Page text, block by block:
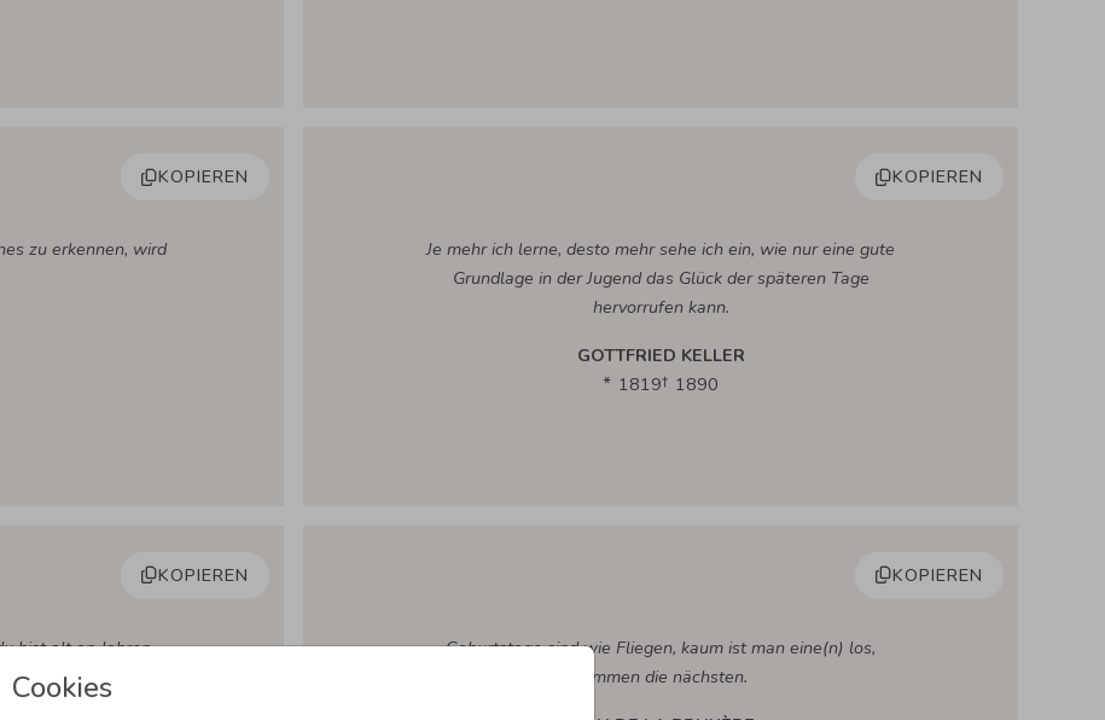
Cookies
KOPIEREN
zu erkennen, wird
KOPIEREN
Je mehr ich lerne, desto mehr sehe ich ein, wie nur eine gute
Grundlage in der Jugend das Glück der späteren Tage
hervorrufen kann.
GOTTFRIED KELLER
1819
1890
KOPIEREN
bist alt an Jahren,
KOPIEREN
Geburtstage sind wie Fliegen, kaum ist man eine(n) los,
kommen die nächsten.